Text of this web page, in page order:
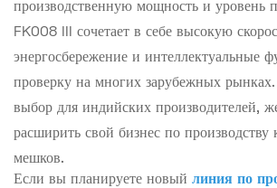
производственную мощность и уровень
FK008 III сочетает в себе высокую
энергосбережение и интеллектуальные
проверку на многих зарубежных
выбор для индийских производителей,
расширить свой бизнес по производству
мешков.
Если вы планируете новый линия по